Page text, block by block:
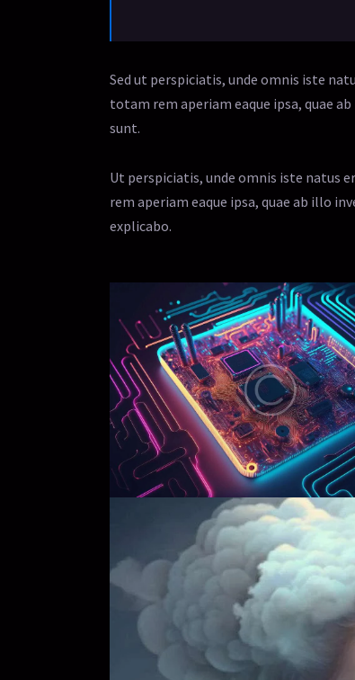
Sed ut perspiciatis, unde omnis iste
totam rem aperiam eaque ipsa, quae
sunt.
Ut perspiciatis, unde omnis iste natus
rem aperiam eaque ipsa, quae ab illo
explicabo.